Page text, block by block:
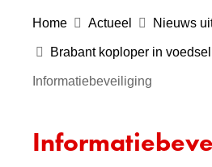
Home Actueel Nieuws
Brabant koploper in
Informatiebeveiliging